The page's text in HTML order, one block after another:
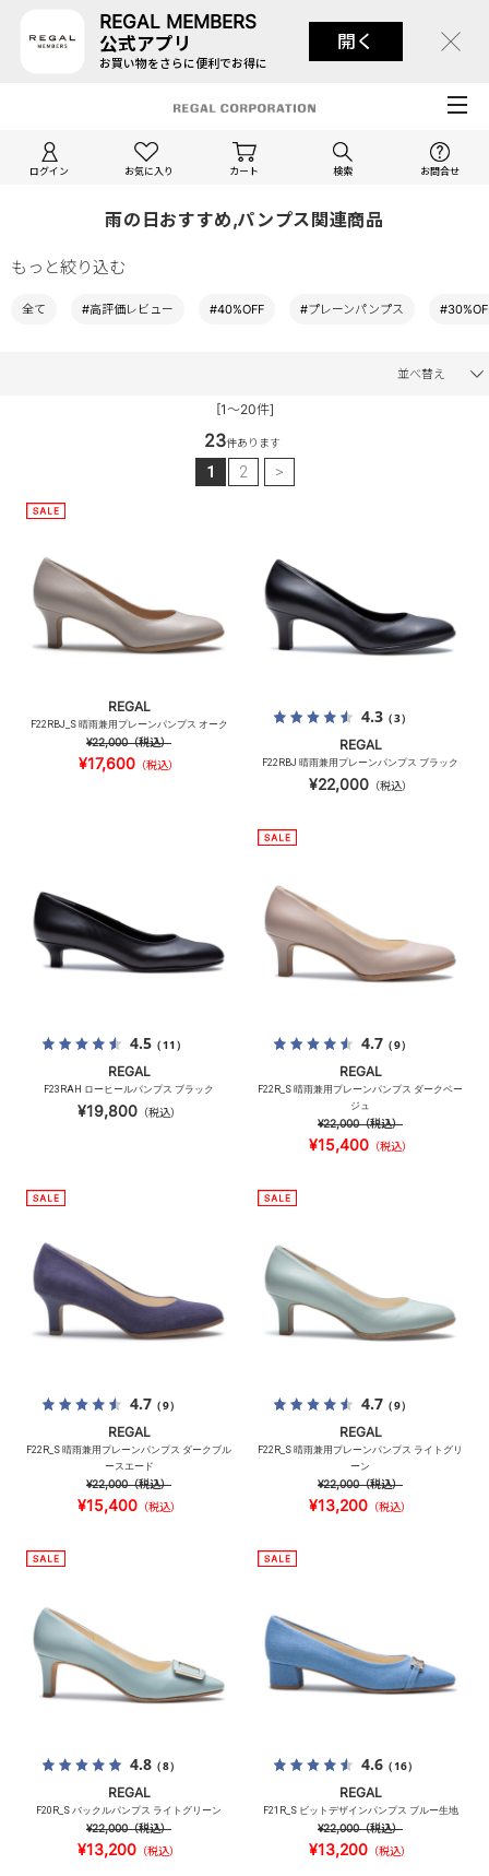
REGAL MEMBERS
公式アプリ
お買い物をさらに便利でお得に
開く
ログイン お気に入り カート 検索 お問合せ
雨の日おすすめ,パンプス関連商品
もっと絞り込む
全て #高評価レビュー #40%OFF #プレーンパンプス
並べ替え
[1～20件]
23件あります
1 2 >
REGAL
F22RBJ_S 晴雨兼用プレーンパンプス オーク
¥22,000（税込）
¥17,600 （税込）
4.3（3）
REGAL
F22RBJ 晴雨兼用プレーンパンプス ブラック
¥22,000（税込）
4.5（11）
REGAL
F23RAH ローヒールパンプス ブラック
¥19,800（税込）
4.7（9）
REGAL
F22R_S 晴雨兼用プレーンパンプス ダークベー
ジュ
¥22,000（税込）
¥15,400（税込）
4.7（9）
REGAL
F22R_S 晴雨兼用プレーンパンプス ダークブル
ースエード
¥22,000（税込）
¥15,400（税込）
4.7（9）
REGAL
F22R_S 晴雨兼用プレーンパンプス ライトグリ
ーン
¥22,000（税込）
¥13,200 （税込）
4.8（8）
REGAL
F20R_S バックルパンプス ライトグリーン
¥22,000（税込）
¥13,200 （税込）
4.6（16）
REGAL
F21R_S ビットデザインパンプス ブルー生地
¥22,000（税込）
¥13,200 （税込）